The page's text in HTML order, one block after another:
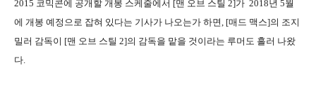
2015 코믹콘에 공개할 개봉 스케줄에서 [맨 오브 스틸 2]가 2018년 5월
에 개봉 예정으로 잡혀 있다는 기사가 나오는가 하면, [매드 맥스]의 조지
밀러 감독이 [맨 오브 스틸 2]의 감독을 맡을 것이라는 루머도 흘러 나왔
다.